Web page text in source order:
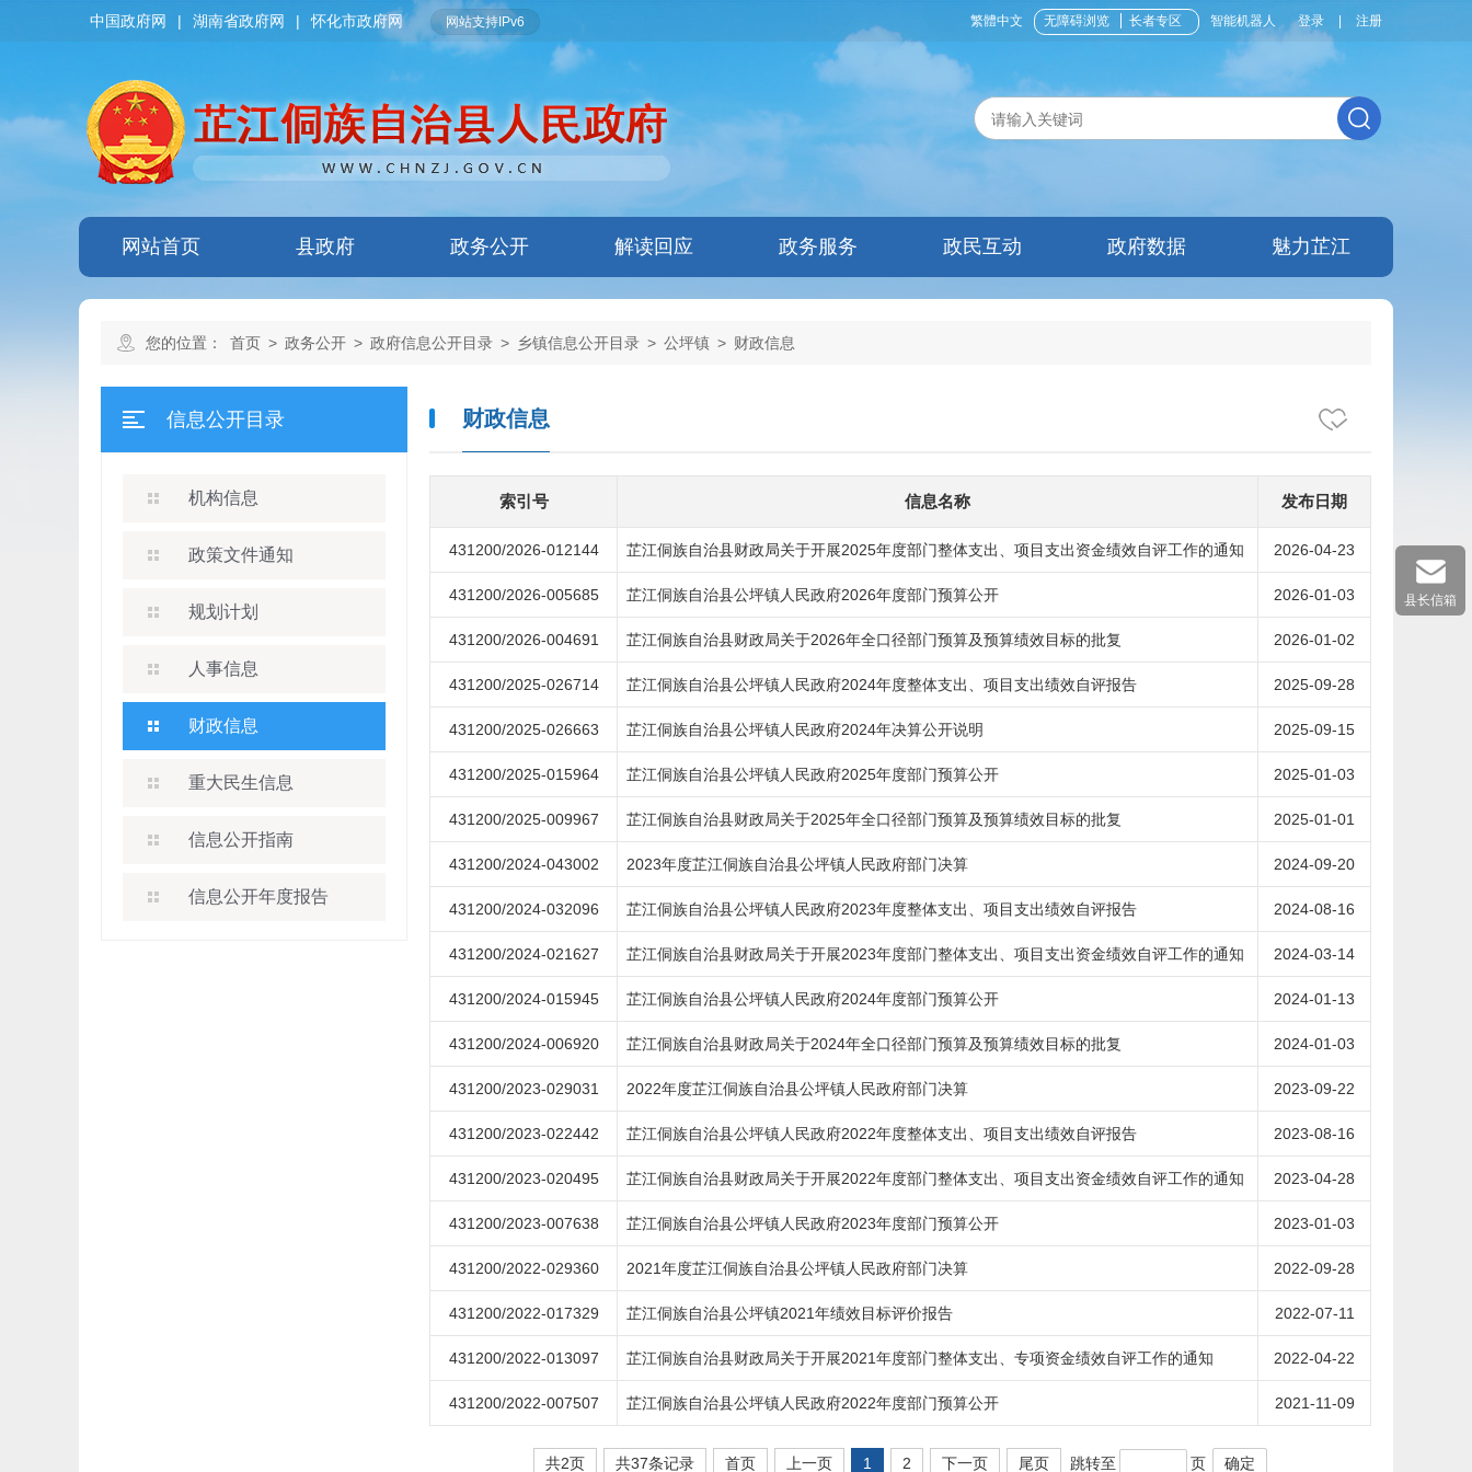
繁體中文 无障碍浏览 长者专区 智能机器人 登录 注册
中国政府网 | 湖南省政府网 | 怀化市政府网 网站支持IPv6
网站首页 县政府 政务公开 解读回应 政务服务 政民互动 政府数据 魅力芷江
您的位置： 首页 > 政务公开 > 政府信息公开目录 > 乡镇信息公开目录 > 公坪镇 > 财政信息
信息公开目录
机构信息
政策文件通知
规划计划
人事信息
财政信息
重大民生信息
信息公开指南
信息公开年度报告
财政信息
索引号 信息名称 发布日期
431200/2026-012144 芷江侗族自治县财政局关于开展2025年度部门整体支出、项目支出资金绩效自评工作的通知 2026-04-23
431200/2026-005685 芷江侗族自治县公坪镇人民政府2026年度部门预算公开 2026-01-03
431200/2026-004691 芷江侗族自治县财政局关于2026年全口径部门预算及预算绩效目标的批复 2026-01-02
431200/2025-026714 芷江侗族自治县公坪镇人民政府2024年度整体支出、项目支出绩效自评报告 2025-09-28
431200/2025-026663 芷江侗族自治县公坪镇人民政府2024年决算公开说明 2025-09-15
431200/2025-015964 芷江侗族自治县公坪镇人民政府2025年度部门预算公开 2025-01-03
431200/2025-009967 芷江侗族自治县财政局关于2025年全口径部门预算及预算绩效目标的批复 2025-01-01
431200/2024-043002 2023年度芷江侗族自治县公坪镇人民政府部门决算 2024-09-20
431200/2024-032096 芷江侗族自治县公坪镇人民政府2023年度整体支出、项目支出绩效自评报告 2024-08-16
431200/2024-021627 芷江侗族自治县财政局关于开展2023年度部门整体支出、项目支出资金绩效自评工作的通知 2024-03-14
431200/2024-015945 芷江侗族自治县公坪镇人民政府2024年度部门预算公开 2024-01-13
431200/2024-006920 芷江侗族自治县财政局关于2024年全口径部门预算及预算绩效目标的批复 2024-01-03
431200/2023-029031 2022年度芷江侗族自治县公坪镇人民政府部门决算 2023-09-22
431200/2023-022442 芷江侗族自治县公坪镇人民政府2022年度整体支出、项目支出绩效自评报告 2023-08-16
431200/2023-020495 芷江侗族自治县财政局关于开展2022年度部门整体支出、项目支出资金绩效自评工作的通知 2023-04-28
431200/2023-007638 芷江侗族自治县公坪镇人民政府2023年度部门预算公开 2023-01-03
431200/2022-029360 2021年度芷江侗族自治县公坪镇人民政府部门决算 2022-09-28
431200/2022-017329 芷江侗族自治县公坪镇2021年绩效目标评价报告 2022-07-11
431200/2022-013097 芷江侗族自治县财政局关于开展2021年度部门整体支出、专项资金绩效自评工作的通知 2022-04-22
431200/2022-007507 芷江侗族自治县公坪镇人民政府2022年度部门预算公开 2021-11-09
共2页 共37条记录 首页 上一页 1 2 下一页 尾页 跳转至 页 确定
县长信箱